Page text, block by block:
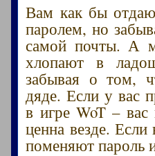
Вам как бы
паролем, но
самой почты. А
хлопают в
забывая о том,
дяде. Если у вас
в игре WoT – вас
ценна везде.
поменяют пароль